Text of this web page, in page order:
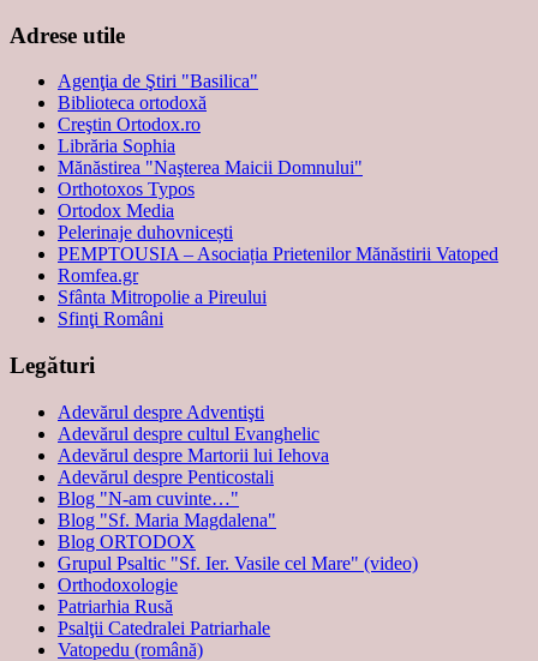
Adrese utile
Agenţia de Ştiri "Basilica"
Biblioteca ortodoxă
Creştin Ortodox.ro
Librăria Sophia
Mănăstirea "Naşterea Maicii Domnului"
Orthotoxos Typos
Ortodox Media
Pelerinaje duhovnicești
PEMPTOUSIA – Asociația Prietenilor Mănăstirii Vatoped
Romfea.gr
Sfânta Mitropolie a Pireului
Sfinţi Români
Legături
Adevărul despre Adventişti
Adevărul despre cultul Evanghelic
Adevărul despre Martorii lui Iehova
Adevărul despre Penticostali
Blog "N-am cuvinte…"
Blog "Sf. Maria Magdalena"
Blog ORTODOX
Grupul Psaltic "Sf. Ier. Vasile cel Mare" (video)
Orthodoxologie
Patriarhia Rusă
Psalţii Catedralei Patriarhale
Vatopedu (română)